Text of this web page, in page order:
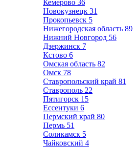
Кемерово 36
Новокузнецк 31
Прокопьевск 5
Нижегородская область 89
Нижний Новгород 56
Дзержинск 7
Кстово 6
Омская область 82
Омск 78
Ставропольский край 81
Ставрополь 22
Пятигорск 15
Ессентуки 6
Пермский край 80
Пермь 51
Соликамск 5
Чайковский 4